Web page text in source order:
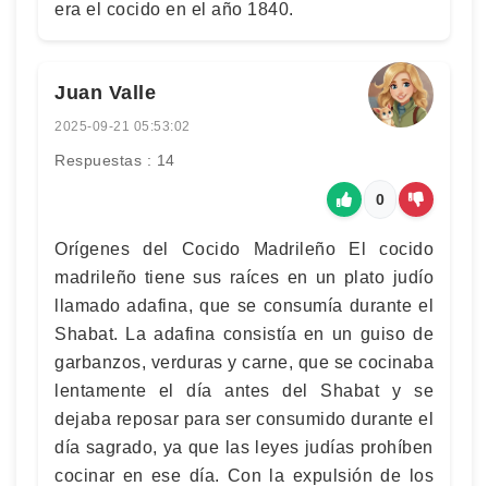
era el cocido en el año 1840.
Juan Valle
2025-09-21 05:53:02
Respuestas : 14
0
Orígenes del Cocido Madrileño El cocido
madrileño tiene sus raíces en un plato judío
llamado adafina, que se consumía durante el
Shabat. La adafina consistía en un guiso de
garbanzos, verduras y carne, que se cocinaba
lentamente el día antes del Shabat y se
dejaba reposar para ser consumido durante el
día sagrado, ya que las leyes judías prohíben
cocinar en ese día. Con la expulsión de los